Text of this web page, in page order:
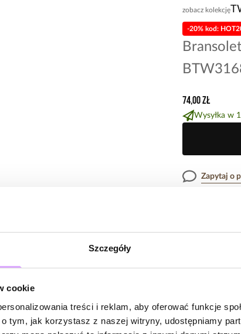
Szczegóły
cookie
treści i reklam, aby oferować funkcje
tym, jak korzystasz z naszej witryny, udostępniamy
zobacz kolekcję
-20% kod:
74,00 zł
Wysyłka w
Zapytaj o
Surowiec: stal
Wielkość
ŚrednicaBrak opinii
Jeszcze